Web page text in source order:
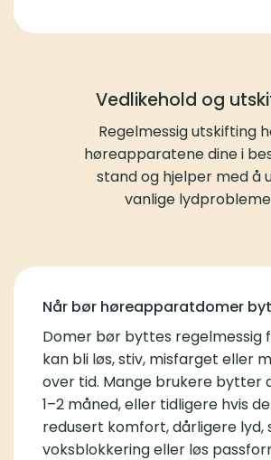
Vedlikehold og
Regelmessig utskifting
høreapparatene dine i
stand og hjelper med å
vanlige
Når bør høreapparatdomer
Domer bør byttes regelmessig
kan bli løs, stiv, misfarget eller
over tid. Mange brukere bytter
1–2 måned, eller tidligere hvis
redusert komfort, dårligere lyd,
voksblokkering eller løs